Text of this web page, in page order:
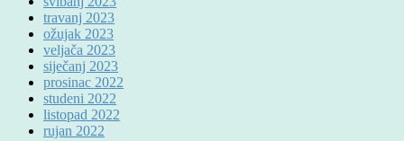
travanj 2023
ožujak 2023
veljača 2023
siječanj 2023
prosinac 2022
studeni 2022
listopad 2022
rujan 2022